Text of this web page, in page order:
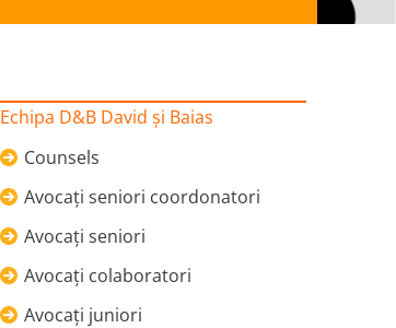
Echipa D&B David şi Baias
Counsels
Avocaţi seniori coordonatori
Avocaţi seniori
Avocaţi colaboratori
Avocaţi juniori